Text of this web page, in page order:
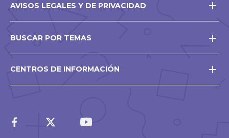
AVISOS LEGALES Y DE PRIVACIDAD
BUSCAR POR TEMAS
CENTROS DE INFORMACIÓN